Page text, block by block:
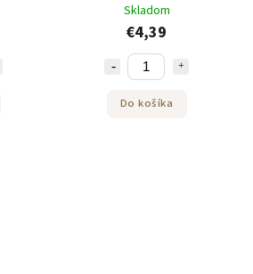
Skladom
€4,39
Do košíka